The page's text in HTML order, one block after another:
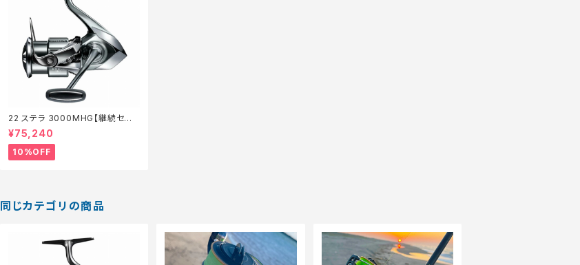
22 ステラ 3000MHG【継続セー
ル_リール】【10】
¥75,240
10%OFF
同じカテゴリの商品